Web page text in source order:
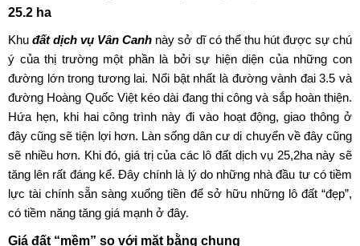
25.2 ha
Khuđất dịch vụ Vân Canh này sở dĩ có thể thu hút được sự chú
ý của thị trường một phần là bởi sự hiện diện của những con
đường lớn trong tương lai. Nổi bật nhất là đường vành đai 3.5 và
đường Hoàng Quốc Việt kéo dài đang thi công và sắp hoàn thiện.
Hứa hẹn, khi hai công trình này đi vào hoạt động, giao thông ở
đây cũng sẽ tiện lợi hơn. Làn sống dân cư di chuyển về đây cũng
sẽ nhiều hơn. Khi đó, giá trị của các lô đất dịch vụ 25,2ha này sẽ
tăng lên rất đáng kể. Đây chính là lý do những nhà đầu tư có tiềm
lực tài chính sẵn sàng xuống tiền để sở hữu những lô đất “đẹp”,
có tiềm năng tăng giá mạnh ở đây.
Giá đất “mềm” so với mặt bằng chung